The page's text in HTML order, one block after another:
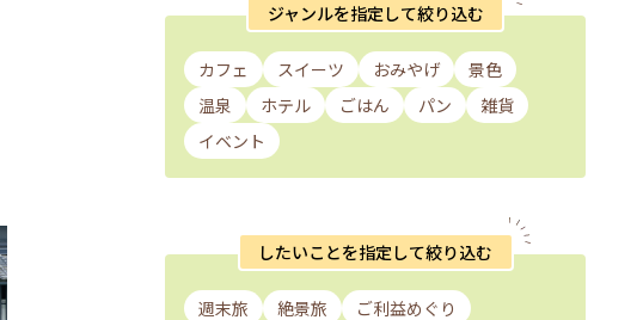
ジャンルを指定して絞り込む
カフェ スイーツ おみやげ
景色
温泉
ホテル ごはん パン
雑貨
イベント
したいことを指定して絞り込む
週末旅 絶景旅
ご利益めぐり